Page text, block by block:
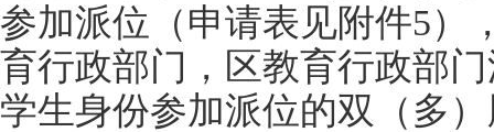
参加派位（申请表见附件5）
育行政部门，区教育行政部
学生身份参加派位的双（多